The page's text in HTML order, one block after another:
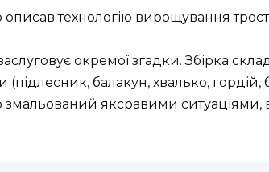
описав технологію вирощування
окремої згадки. Збірка
балакун, хвалько, гордій,
яксравими ситуаціями,